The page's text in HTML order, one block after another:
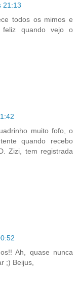
21:13
todos os mimos e
feliz quando vejo o
muito fofo, o
quando recebo
Zizi, tem registrada
Ah, quase nunca
;) Beijus,